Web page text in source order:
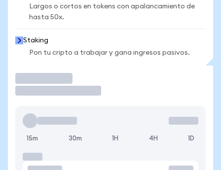
Largos o cortos en tokens con apalancamiento de
hasta 50x.
Staking
Pon tu cripto a trabajar y gana ingresos pasivos.
15m 30m 1H 4H 1D